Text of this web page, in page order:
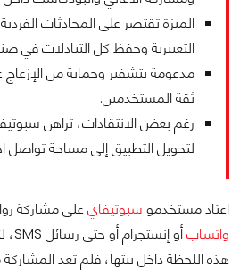
الميزة تقتصر على المحادثات
التعبيرية وحفظ كل التبادلات في
مدعومة بتشفير وحماية من الإزعاج
ثقة المستخدمين.
رغم بعض الانتقادات، تراهن
لتحويل التطبيق إلى مساحة
اعتاد مستخدمو سبوتيفايعلى مشاركة
واتسابأو إنستجرام أو حتى رسائل SMS، لكن
هذه اللحظة داخل بيتها، فلم تعد